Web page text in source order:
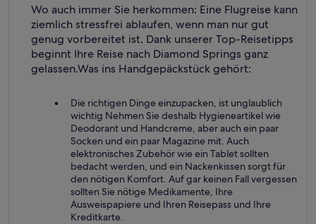
Wo auch immer Sie herkommen: Eine Flugreise kann
ziemlich stressfrei ablaufen, wenn man nur gut
genug vorbereitet ist. Dank unserer Top-Reisetipps
beginnt Ihre Reise nach Diamond Springs ganz
gelassen.Was ins Handgepäckstück gehört:
Die richtigen Dinge einzupacken, ist unglaublich
wichtig Nehmen Sie deshalb Hygieneartikel wie
Deodorant und Handcreme, aber auch ein paar
Socken und ein paar Magazine mit. Auch
elektronisches Zubehör wie ein Tablet sollten
bedacht werden, und ein Nackenkissen sorgt für
den nötigen Komfort. Auf gar keinen Fall vergessen
sollten Sie nötige Medikamente, Ihre
Ausweispapiere und Ihren Reisepass und Ihre
Kreditkarte.